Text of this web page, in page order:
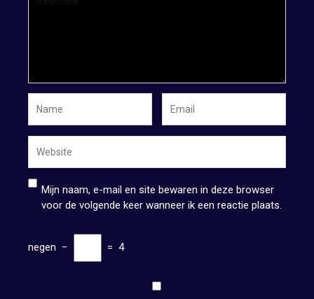
Mijn naam, e-mail en site bewaren in deze browser
voor de volgende keer wanneer ik een reactie plaats.
negen − = 4